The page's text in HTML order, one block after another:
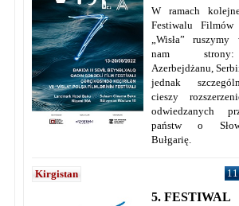
W ramach
Festiwalu Filmów
„Wisła”
nam
Azerbejdżanu,
jednak
cieszy
odwiedzanych
państw o
Bułgarię.
Kirgistan
5. FESTIWAL